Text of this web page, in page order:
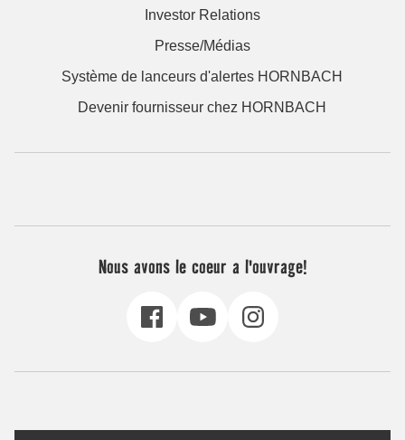
Investor Relations
Presse/Médias
Système de lanceurs d'alertes HORNBACH
Devenir fournisseur chez HORNBACH
Nous avons le coeur a l'ouvrage!